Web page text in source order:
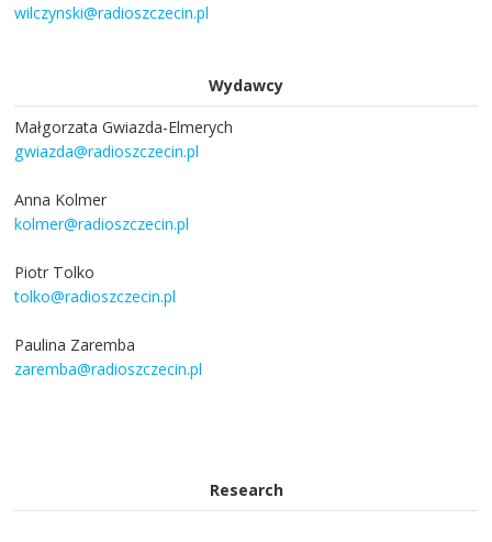
wilczynski@radioszczecin.pl
Wydawcy
Małgorzata Gwiazda-Elmerych
gwiazda@radioszczecin.pl
Anna Kolmer
kolmer@radioszczecin.pl
Piotr Tolko
tolko@radioszczecin.pl
Paulina Zaremba
zaremba@radioszczecin.pl
Research